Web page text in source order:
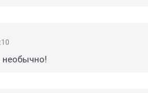
необычно!